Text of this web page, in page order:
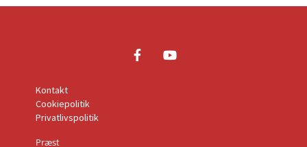
Kontakt
Cookiepolitik
Privatlivspolitik
Præst